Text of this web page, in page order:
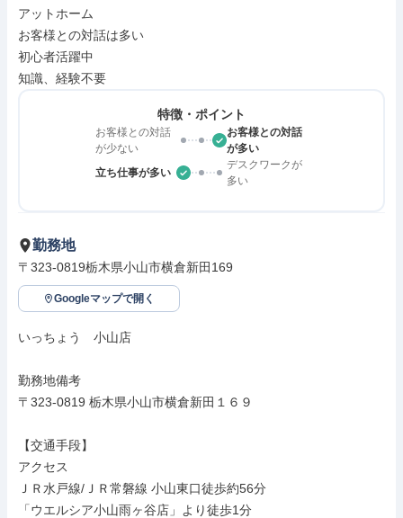
アットホーム
お客様との対話は多い
初心者活躍中
知識、経験不要
特徴・ポイント
お客様との対話
が少ない
お客様との対話
が多い
立ち仕事が多い
デスクワークが
多い
勤務地
〒323-0819栃木県小山市横倉新田169
Googleマップで開く
いっちょう　小山店
勤務地備考
〒323-0819 栃木県小山市横倉新田１６９
【交通手段】
アクセス
ＪＲ水戸線/ＪＲ常磐線 小山東口徒歩約56分
「ウエルシア小山雨ヶ谷店」より徒歩1分